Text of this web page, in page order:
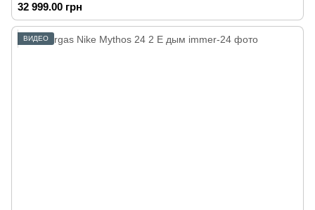
32 999.00 грн
ВИДЕО